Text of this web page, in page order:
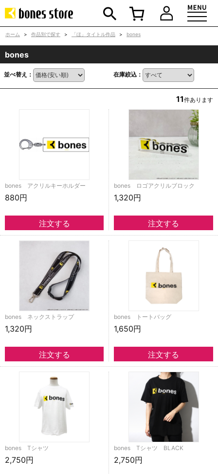
ホーム > 作品別で探す > 「ほ」タイトル作品 > bones
bones
並べ替え： 在庫絞込：
11件あります
bones アクリルキーホルダー
880円
bones ロゴアクリルブロック
1,320円
bones ネックストラップ
1,320円
bones トートバッグ
1,650円
bones Tシャツ
2,750円
bones Tシャツ BLACK
2,750円